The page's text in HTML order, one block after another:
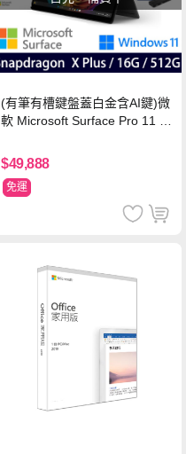
(有筆有槽鍵盤蓋白金含AI鍵)微
軟 Microsoft Surface Pro 11 (S
石墨黑
$49,888
免運